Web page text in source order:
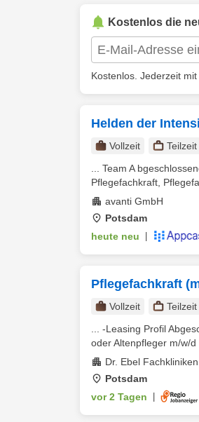
Kostenlos die
Kostenlos. Jederzeit
Helden der
Vollzeit Teilzeit
... Team A
Pflegefachkraft,
avanti GmbH
Potsdam
heute neu
Pflegefachkraft
Vollzeit Teilzeit
... -Leasing Profil
oder Altenpfleger m/w/d
Dr. Ebel
Potsdam
vor 2 Tagen